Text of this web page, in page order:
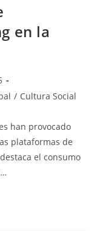
en la
/ Cultura Social
han provocado
plataformas de
el consumo